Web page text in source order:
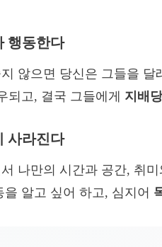
행동한다
않으면 당신은 그들을
되고, 결국 그들에게 지배
사라진다
나만의 시간과 공간, 취
알고 싶어 하고, 심지어